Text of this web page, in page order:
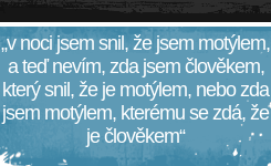
„v noci jsem snil, že jsem motýlem,
a teď nevím, zda jsem člověkem,
který snil, že je motýlem, nebo zda
jsem motýlem, kterému se zdá, že
je člověkem“